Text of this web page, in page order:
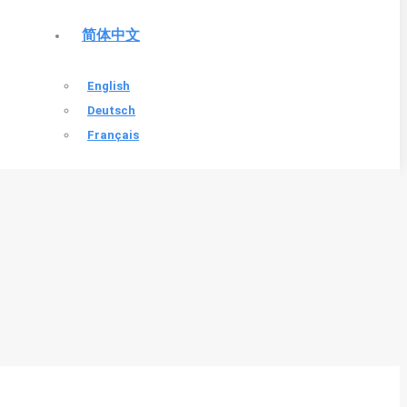
简体中文
English
Deutsch
Français